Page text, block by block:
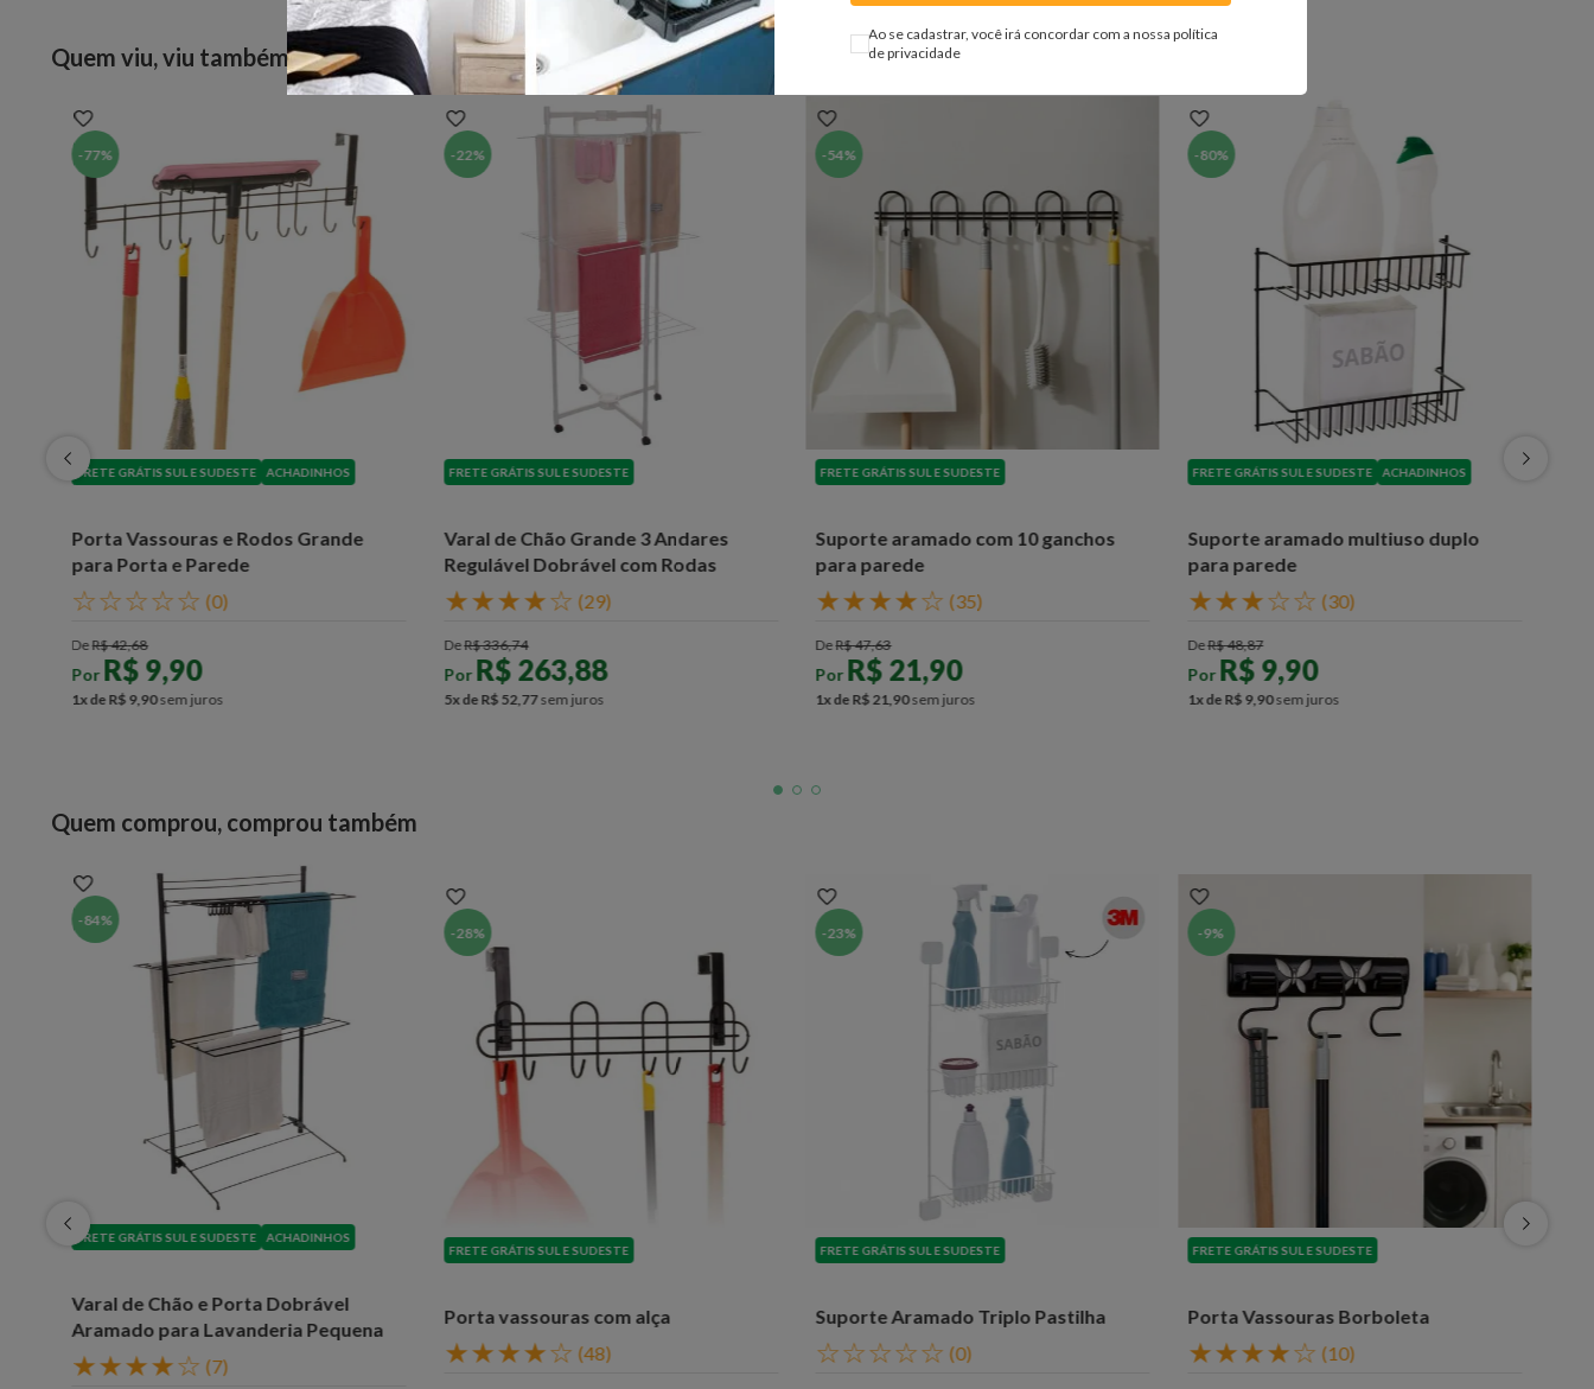
Ao se cadastrar, você irá concordar com a nossa política
de privacidade
Quem viu, viu também
-77%
FRETE GRÁTIS SUL E SUDESTE ACHADINHOS
Porta Vassouras e Rodos Grande
para Porta e Parede
☆☆☆☆☆ (0)
DeR$42,68
PorR$ 9,90
1x de R$ 9,90sem juros
-22%
FRETE GRÁTIS SUL E SUDESTE
Varal de Chão Grande 3 Andares
Regulável Dobrável com Rodas
★★★★☆ (29)
DeR$336,74
PorR$ 263,88
5x de R$ 52,77sem juros
-54%
FRETE GRÁTIS SUL E SUDESTE
Suporte aramado com 10 ganchos
para parede
★★★★☆ (35)
DeR$47,63
PorR$ 21,90
1x de R$ 21,90sem juros
-80%
FRETE GRÁTIS SUL E SUDESTE ACHADINHOS
Suporte aramado multiuso duplo
para parede
★★★☆☆ (30)
DeR$48,87
PorR$ 9,90
1x de R$ 9,90sem juros
Quem comprou, comprou também
-84%
FRETE GRÁTIS SUL E SUDESTE ACHADINHOS
Varal de Chão e Porta Dobrável
Aramado para Lavanderia Pequena
★★★★☆ (7)
-28%
FRETE GRÁTIS SUL E SUDESTE
Porta vassouras com alça
★★★★☆ (48)
-23%
FRETE GRÁTIS SUL E SUDESTE
Suporte Aramado Triplo Pastilha
☆☆☆☆☆ (0)
-9%
FRETE GRÁTIS SUL E SUDESTE
Porta Vassouras Borboleta
★★★★☆ (10)